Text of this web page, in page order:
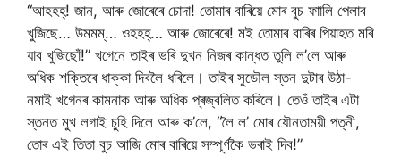
“আহহহ্! জান, আৰু জোৰেৰে চোদা! তোমাৰ বাৰিয়ে মোৰ বুচ ফাালি পেলাব
খুজিছে… উমমম্… ওহহহ্… আৰু জোৰেৰে! মই তোমাৰ বাৰিৰ পিয়াহত মৰি
যাব খুজিছোঁ!” খগেনে তাইৰ ভৰি দুখন নিজৰ কান্ধত তুলি ল’লে আৰু
অধিক শক্তিৰে ধাক্কা দিবলৈ ধৰিলে। তাইৰ সুডৌল স্তন দুটাৰ উঠা-
নমাই খগেনৰ কামনাক আৰু অধিক প্ৰজ্বলিত কৰিলে। তেওঁ তাইৰ এটা
স্তনত মুখ লগাই চুহি দিলে আৰু ক’লে, “লৈ ল’ মোৰ যৌনতাময়ী পত্নী,
তোৰ এই তিতা বুচ আজি মোৰ বাৰিয়ে সম্পূৰ্ণকৈ ভৰাই দিব!”